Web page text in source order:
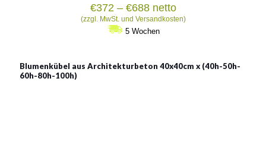
€372 – €688Preisspanne:
€372
bis
netto
(zzgl. MwSt. und Versandkosten)
5 Wochen
Blumenkübel aus Architekturbeton 40x40cm x (40h-50h-
60h-80h-100h)